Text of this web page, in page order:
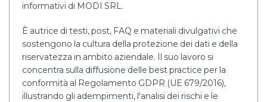
informativi di MODI SRL.
È autrice di testi, post, FAQ e materiali divulgativi che
sostengono la cultura della protezione dei dati e della
riservatezza in ambito aziendale. Il suo lavoro si
concentra sulla diffusione delle best practice per la
conformità al Regolamento GDPR (UE 679/2016),
illustrando gli adempimenti, l'analisi dei rischi e le